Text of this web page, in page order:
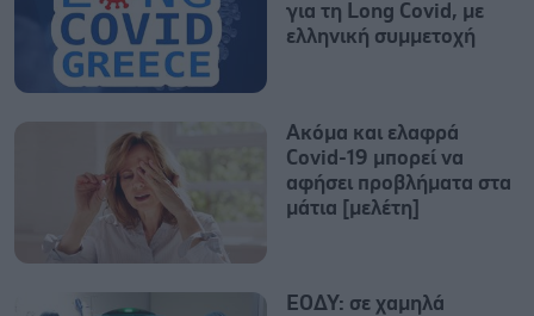
για τη Long Covid, με
ελληνική συμμετοχή
Ακόμα και ελαφρά
Covid-19 μπορεί να
αφήσει προβλήματα στα
μάτια [μελέτη]
ΕΟΔΥ: σε χαμηλά